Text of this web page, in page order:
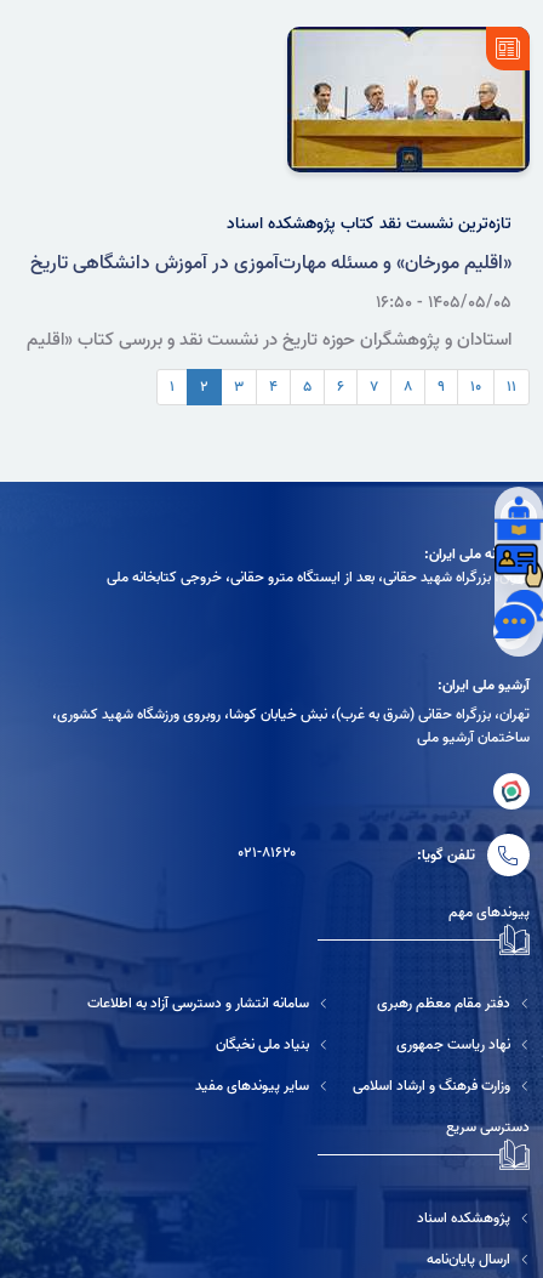
یکی از منابع مرجع برای شناخت تاریخ ساخت و تزیین چینی‌های
دوره‌های یوان و مینگ به شمار می‌رود.
تازه‌ترین نشست نقد کتاب پژوهشکده اسناد
«اقلیم مورخان» و مسئله مهارت‌آموزی در آموزش دانشگاهی تاریخ
۱۴۰۵/۰۵/۰۵ - ۱۶:۵۰
استادان و پژوهشگران حوزه تاریخ در نشست نقد و بررسی کتاب «اقلیم
مورخان؛ مهارت‌های تاریخ‌ورزی علمی»، ضمن تأکید بر ضرورت بازنگری در
آموزش دانشگاهی تاریخ، ظرفیت‌های آموزشی و کاستی‌های این اثر را در
۱ ۲ ۳ ۴ ۵ ۶ ۷ ۸ ۹ ۱۰ ۱۱
کتابخانه ملی ایران:
تهران، بزرگراه شهيد حقانی، بعد از ايستگاه مترو حقانی، خروجی كتابخانه ملی
آرشیو ملی ایران:
تهران، بزرگراه حقانی (شرق به غرب)، نبش خیابان کوشا، روبروی ورزشگاه شهید کشوری،
ساختمان آرشیو ملی
تلفن گویا: ۰۲۱-۸۱۶۲۰
پیوندهای مهم
دفتر مقام معظم رهبری
نهاد ریاست جمهوری
وزارت فرهنگ و ارشاد اسلامی
سامانه انتشار و دسترسی آزاد به اطلاعات
بنیاد ملی نخبگان
سایر پیوندهای مفید
دسترسی سریع
پژوهشکده اسناد
ارسال پایان‌نامه